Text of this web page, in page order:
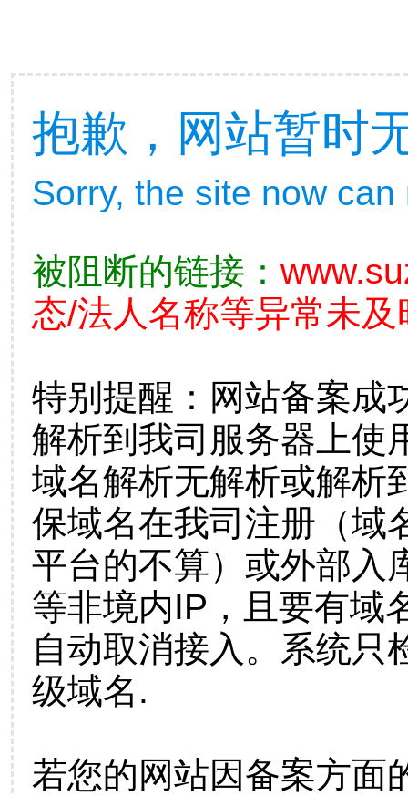
抱歉，网站暂时
Sorry, the site now
被阻断的链接：
态/法人名称等异常未及
特别提醒：网站备案成
解析到我司服务器上使
域名解析无解析或解析
保域名在我司注册（域
平台的不算）或外部入
等非境内IP，且要有域
自动取消接入。系统只
级域名.
若您的网站因备案方面